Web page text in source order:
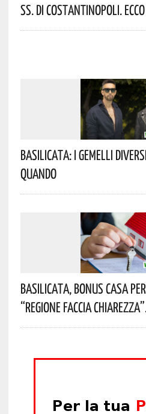
SS. Di Costantinopoli.
Basilicata: I Gemelli
Quando
Basilicata, Bonus Casa
“Regione Faccia